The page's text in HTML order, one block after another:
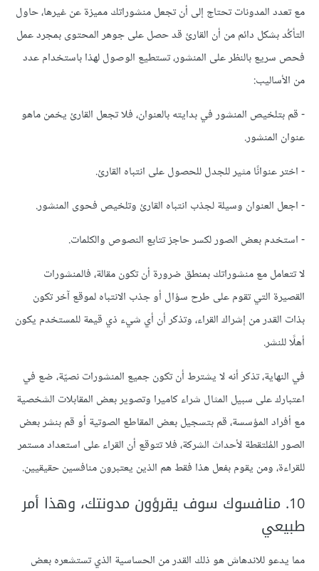
مع تعدد المدونات تحتاج إلى أن تجعل منشوراتك مميزة عن غيرها، حاول
التأكُد بشكل دائم من أن القارئ قد حصل على جوهر المحتوى بمجرد عمل
فحص سريع بالنظر على المنشور، تستطيع الوصول لهذا باستخدام عدد
من الأساليب:
- قم بتلخيص المنشور في بدايته بالعنوان، فلا تجعل القارئ يخمن ماهو
عنوان المنشور.
- اختر عنوانًا مثير للجدل للحصول على انتباه القارئ.
- اجعل العنوان وسيلة لجذب انتباه القارئ وتلخيص فحوى المنشور.
- استخدم بعض الصور لكسر حاجز تتابع النصوص والكلمات.
لا تتعامل مع منشوراتك بمنطق ضرورة أن تكون مقالة، فالمنشورات
القصيرة التي تقوم على طرح سؤال أو جذب الانتباه لموقع آخر تكون
بذات القدر من إشراك القراء، وتذكر أن أي شيء ذي قيمة للمستخدم يكون
أهلًا للنشر.
في النهاية، تذكر أنه لا يشترط أن تكون جميع المنشورات نصيّة، ضع في
اعتبارك على سبيل المثال شراء كاميرا وتصوير بعض المقابلات الشخصية
مع أفراد المؤسسة، قم بتسجيل بعض المقاطع الصوتية أو قم بنشر بعض
الصور المُلتقطة لأحداث الشركة، فلا تتوقع أن القراء على استعداد مستمر
للقراءة، ومن يقوم بفعل هذا فقط هم الذين يعتبرون منافسين حقيقيين.
10. منافسوك سوف يقرؤون مدونتك، وهذا أمر
طبيعي
مما يدعو للاندهاش هو ذلك القدر من الحساسية الذي تستشعره بعض